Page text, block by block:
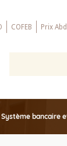
COFEB Prix
Système bancaire